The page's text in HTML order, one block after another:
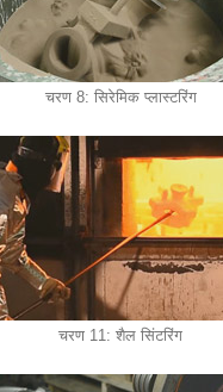
चरण 8: सिरेमिक प्लास्टरिंग
चरण 11: शैल सिंटरिंग